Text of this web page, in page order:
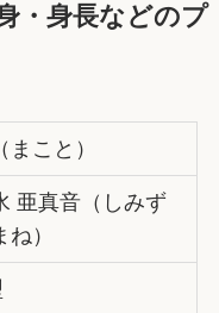
・身長などのプ
まこと）
亜真音（しみず
ね）